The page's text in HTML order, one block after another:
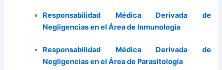
Responsabilidad Médica Derivada de
Negligencias en el Área de Inmunología
Responsabilidad Médica Derivada de
Negligencias en el Área de Parasitología